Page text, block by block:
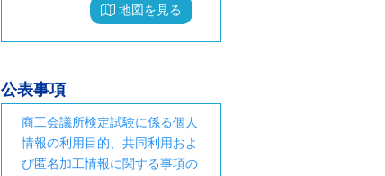
地図を見る
公表事項
商工会議所検定試験に係る個人
情報の利用目的、共同利用およ
び匿名加工情報に関する事項の